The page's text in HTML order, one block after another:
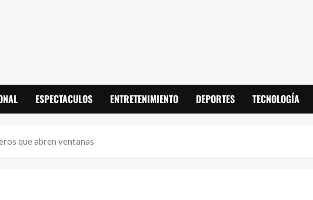
ESPECTACULOS ENTRETENIMIENTO DEPORTES TECNOLOGÍA
que abren ventanas